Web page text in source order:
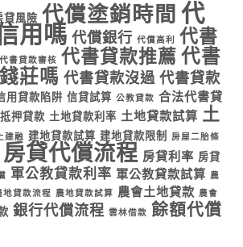
貸風險 代償塗銷時間 代
用嗎 代償銀行 代償高利
代書
代書貸款審核 代書貸款推薦 代書
莊嗎 代書貸款沒過 代書貸款
用貸款陷阱 信貸試算 公教貸款 合法代書貸
押貸款 土地貸款利率 土地貸款試算 土
建融 建地貸款試算 建地貸款限制 房屋二胎條
房貸代償流程 房貸利率 房貸
軍公教貸款利率 軍公教貸款試算
農
地貸款流程 農地貸款試算 農會土地貸款 農會
銀行代償流程 雲林借款 餘額代償